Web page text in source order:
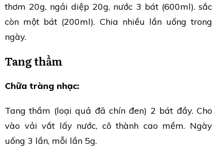
thơm 20g, ngải diệp 20g, nước 3 bát (600ml). sắc
còn một bát (200ml). Chia nhiều lần uống trong
ngày.
Tang thầm
Chữa tràng nhạc:
Tang thầm (loại quả đã chín đen) 2 bát đầy. Cho
vào vải vắt lấy nước, cô thành cao mềm. Ngày
uống 3 lần, mỗi lần 5g.